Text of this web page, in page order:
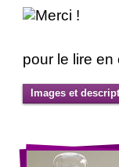
pour le lire en
Images et